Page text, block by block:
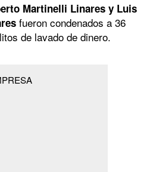
Martinelli Linares y Luis
fueron condenados a 36
de lavado de dinero.